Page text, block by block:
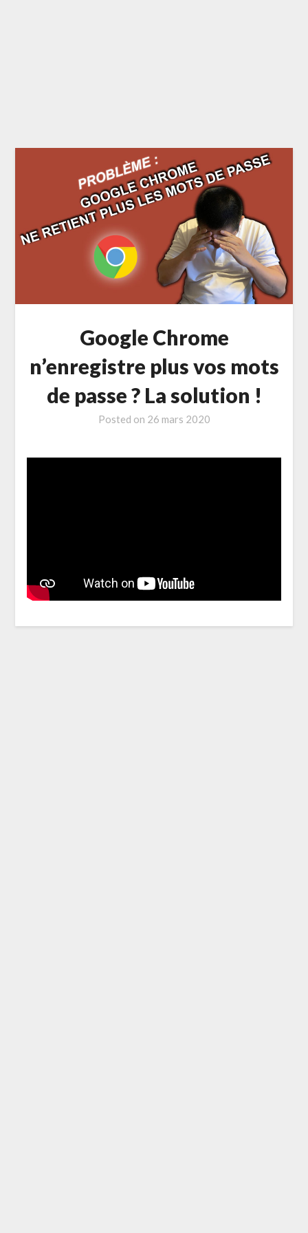
Google Chrome
n’enregistre plus vos mots
de passe ? La solution !
Posted on 26 mars 2020